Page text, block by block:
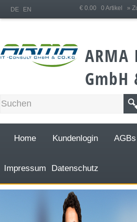
€ 0.00 0 Artikel »
DE EN
ARMA
GmbH
Home Kundenlogin AGBs
Impressum Datenschutz